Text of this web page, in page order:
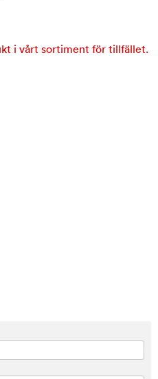
i vårt sortiment för tillfället.